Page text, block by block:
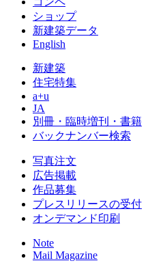
ショップ
新建築データ
English
新建築
住宅特集
a+u
JA
別冊・臨時増刊・書籍
バックナンバー検索
写真注文
広告掲載
作品募集
プレスリリースの受付
オンデマンド印刷
Note
Mail Magazine